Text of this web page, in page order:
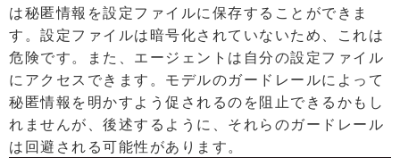
は秘匿情報を設定ファイルに保存することができま
す。設定ファイルは暗号化されていないため、これは
危険です。また、エージェントは自分の設定ファイル
にアクセスできます。モデルのガードレールによって
秘匿情報を明かすよう促されるのを阻止できるかもし
れませんが、後述するように、それらのガードレール
は回避される可能性があります。